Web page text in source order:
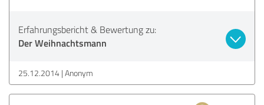
Erfahrungsbericht & Bewertung zu:
Der Weihnachtsmann
25.12.2014 Anonym